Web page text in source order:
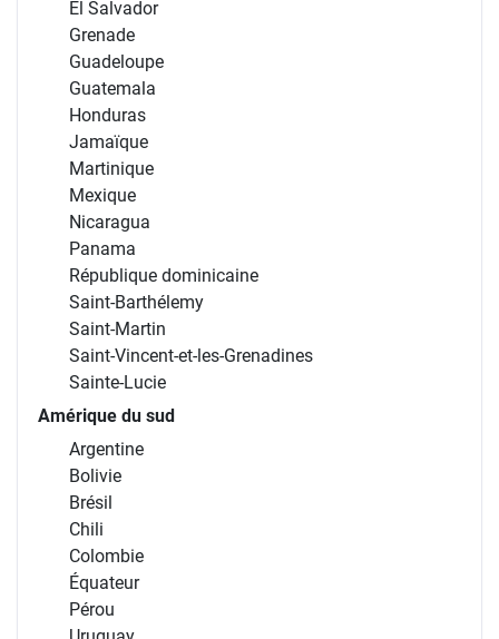
El Salvador
Grenade
Guadeloupe
Guatemala
Honduras
Jamaïque
Martinique
Mexique
Nicaragua
Panama
République dominicaine
Saint-Barthélemy
Saint-Martin
Saint-Vincent-et-les-Grenadines
Sainte-Lucie
Amérique du sud
Argentine
Bolivie
Brésil
Chili
Colombie
Équateur
Pérou